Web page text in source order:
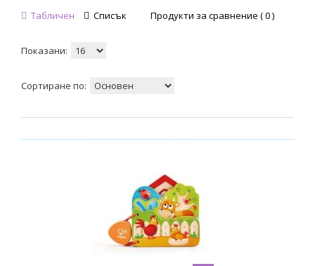
Табличен Списък Продукти за сравнение ( 0 )
Показани:
Сортиране по: